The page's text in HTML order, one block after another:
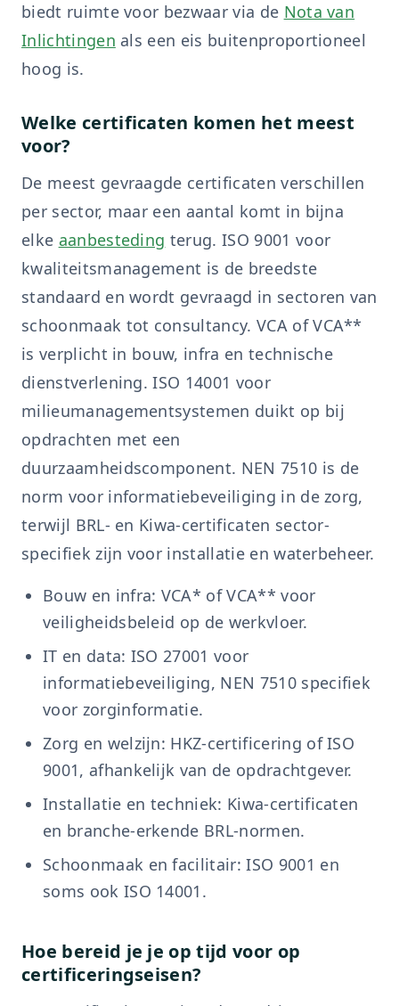
biedt ruimte voor bezwaar via de Nota van
Inlichtingen als een eis buitenproportioneel
hoog is.
Welke certificaten komen het meest
voor?
De meest gevraagde certificaten verschillen
per sector, maar een aantal komt in bijna
elke aanbesteding terug. ISO 9001 voor
kwaliteitsmanagement is de breedste
standaard en wordt gevraagd in sectoren van
schoonmaak tot consultancy. VCA of VCA**
is verplicht in bouw, infra en technische
dienstverlening. ISO 14001 voor
milieumanagementsystemen duikt op bij
opdrachten met een
duurzaamheidscomponent. NEN 7510 is de
norm voor informatiebeveiliging in de zorg,
terwijl BRL- en Kiwa-certificaten sector-
specifiek zijn voor installatie en waterbeheer.
Bouw en infra: VCA* of VCA** voor
veiligheidsbeleid op de werkvloer.
IT en data: ISO 27001 voor
informatiebeveiliging, NEN 7510 specifiek
voor zorginformatie.
Zorg en welzijn: HKZ-certificering of ISO
9001, afhankelijk van de opdrachtgever.
Installatie en techniek: Kiwa-certificaten
en branche-erkende BRL-normen.
Schoonmaak en facilitair: ISO 9001 en
soms ook ISO 14001.
Hoe bereid je je op tijd voor op
certificeringseisen?